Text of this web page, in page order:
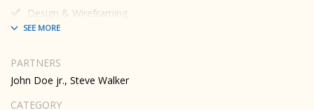
Design & Wireframing
SEO
Social Media Marketing
Integer euismod lacus luctus magna.
ad litora torquent per conubia nostra, per inceptos himenaeos
PARTNERS
John Doe jr., Steve Walker
CATEGORY